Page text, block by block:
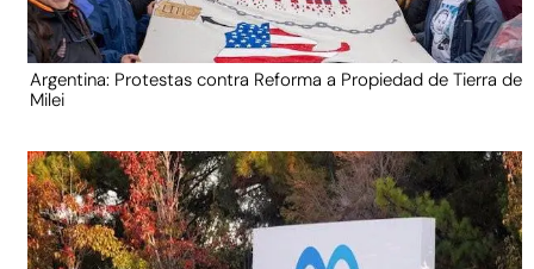
Argentina: Protestas contra Reforma a Propiedad de Tierra de
Milei